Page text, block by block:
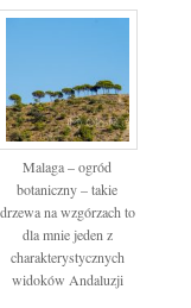
Malaga – ogród
botaniczny – takie
drzewa na wzgórzach to
dla mnie jeden z
charakterystycznych
widoków Andaluzji